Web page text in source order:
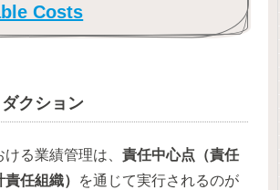
Costs
クション
ける業績管理は、責任中心点（責任
任組織）
を通じて実行されるのが